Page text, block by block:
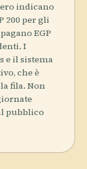
indicano
200 per gli
EGP
I
e il sistema
che è
fila. Non
pubblico